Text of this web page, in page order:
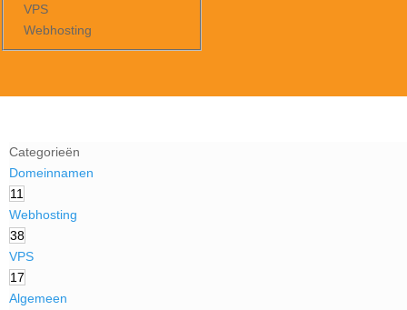
VPS
Webhosting
Categorieën
Domeinnamen
11
Webhosting
38
VPS
17
Algemeen